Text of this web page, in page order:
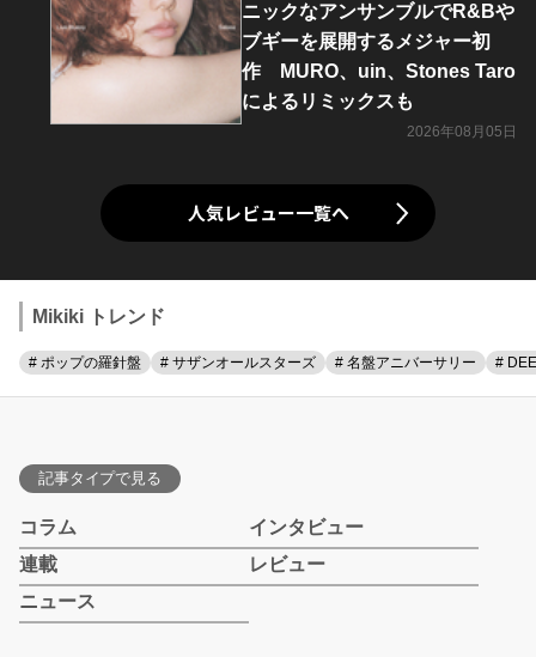
ニックなアンサンブルでR&Bや
ブギーを展開するメジャー初
作 MURO、uin、Stones Taro
によるリミックスも
2026年08月05日
人気レビュー一覧へ
Mikiki トレンド
# ポップの羅針盤 # サザンオールスターズ # 名盤アニバーサリー #
記事タイプで見る
コラム
インタビュー
連載
レビュー
ニュース